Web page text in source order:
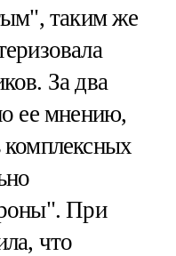
таким же
За два
ее мнению,
При
что